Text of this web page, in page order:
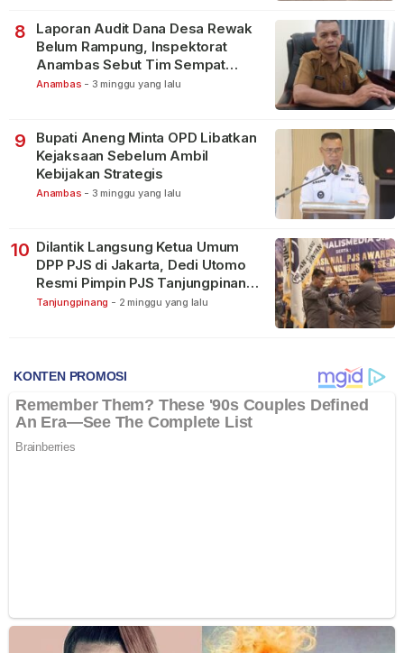
8
Laporan Audit Dana Desa Rewak
Belum Rampung, Inspektorat
Anambas Sebut Tim Sempat
Terbagi Tangani Kasus Lain
Anambas - 3 minggu yang lalu
9
Bupati Aneng Minta OPD Libatkan
Kejaksaan Sebelum Ambil
Kebijakan Strategis
Anambas - 3 minggu yang lalu
10 Dilantik Langsung Ketua Umum
DPP PJS di Jakarta, Dedi Utomo
Resmi Pimpin PJS Tanjungpinang-
Bintan
Tanjungpinang - 2 minggu yang lalu